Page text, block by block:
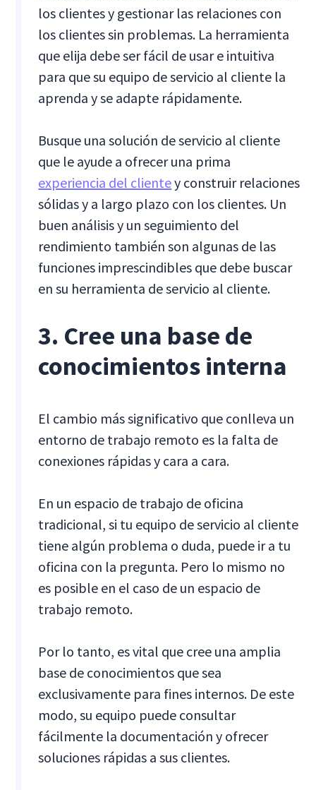
los clientes y gestionar las relaciones con
los clientes sin problemas. La herramienta
que elija debe ser fácil de usar e intuitiva
para que su equipo de servicio al cliente la
aprenda y se adapte rápidamente.
Busque una solución de servicio al cliente
que le ayude a ofrecer una prima
experiencia del clientey construir relaciones
sólidas y a largo plazo con los clientes. Un
buen análisis y un seguimiento del
rendimiento también son algunas de las
funciones imprescindibles que debe buscar
en su herramienta de servicio al cliente.
3. Cree una base de
conocimientos interna
El cambio más significativo que conlleva un
entorno de trabajo remoto es la falta de
conexiones rápidas y cara a cara.
En un espacio de trabajo de oficina
tradicional, si tu equipo de servicio al cliente
tiene algún problema o duda, puede ir a tu
oficina con la pregunta. Pero lo mismo no
es posible en el caso de un espacio de
trabajo remoto.
Por lo tanto, es vital que cree una amplia
base de conocimientos que sea
exclusivamente para fines internos. De este
modo, su equipo puede consultar
fácilmente la documentación y ofrecer
soluciones rápidas a sus clientes.